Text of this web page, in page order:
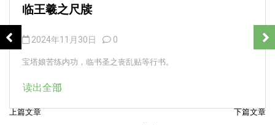
临王羲之尺牍
2024年11月30日 0
宝塔娘苦练内功，临书圣之丧乱贴等行书。
读出全部
文
上篇文章 下篇文章